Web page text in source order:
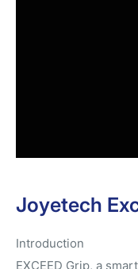
Joyetech
Introduction
EXCEED Grip, a